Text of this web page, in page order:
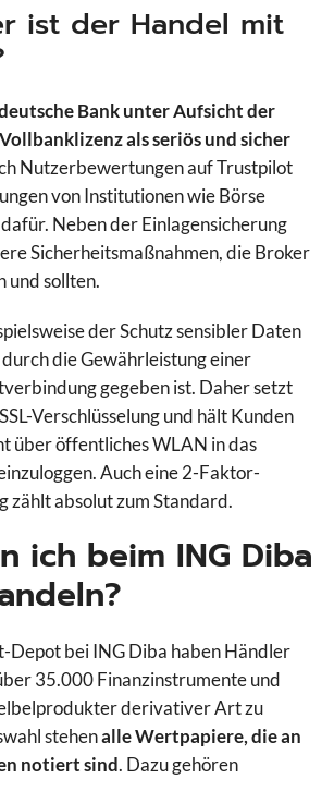
ist der Handel mit
Bank unter Aufsicht der
als seriös und sicher
Nutzerbewertungen auf Trustpilot
von Institutionen wie Börse
Neben der Einlagensicherung
Sicherheitsmaßnahmen, die Broker
und sollten.
der Schutz sensibler Daten
die Gewährleistung einer
gegeben ist. Daher setzt
Verschlüsselung und hält Kunden
über öffentliches WLAN in das
Auch eine 2-Faktor-
zählt absolut zum Standard.
ich beim ING Diba
Depot bei ING Diba haben Händler
35.000 Finanzinstrumente und
derivativer Art zu
stehenalle Wertpapiere, die an
notiert sind. Dazu gehören